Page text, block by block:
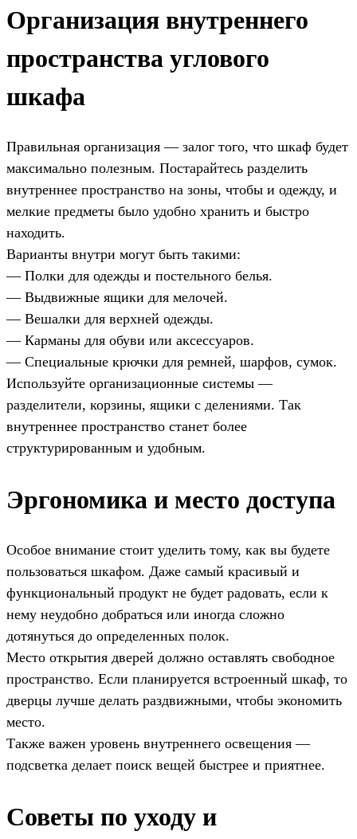
Организация внутреннего
пространства углового
шкафа
Правильная организация — залог того, что шкаф будет
максимально полезным. Постарайтесь разделить
внутреннее пространство на зоны, чтобы и одежду, и
мелкие предметы было удобно хранить и быстро
находить.
Варианты внутри могут быть такими:
— Полки для одежды и постельного белья.
— Выдвижные ящики для мелочей.
— Вешалки для верхней одежды.
— Карманы для обуви или аксессуаров.
— Специальные крючки для ремней, шарфов, сумок.
Используйте организационные системы —
разделители, корзины, ящики с делениями. Так
внутреннее пространство станет более
структурированным и удобным.
Эргономика и место доступа
Особое внимание стоит уделить тому, как вы будете
пользоваться шкафом. Даже самый красивый и
функциональный продукт не будет радовать, если к
нему неудобно добраться или иногда сложно
дотянуться до определенных полок.
Место открытия дверей должно оставлять свободное
пространство. Если планируется встроенный шкаф, то
дверцы лучше делать раздвижными, чтобы экономить
место.
Также важен уровень внутреннего освещения —
подсветка делает поиск вещей быстрее и приятнее.
Советы по уходу и